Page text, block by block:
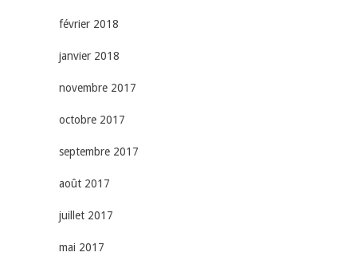
février 2018
janvier 2018
novembre 2017
octobre 2017
septembre 2017
août 2017
juillet 2017
mai 2017